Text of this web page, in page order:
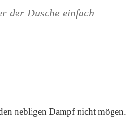
der Dusche einfach
nebligen Dampf nicht mögen.